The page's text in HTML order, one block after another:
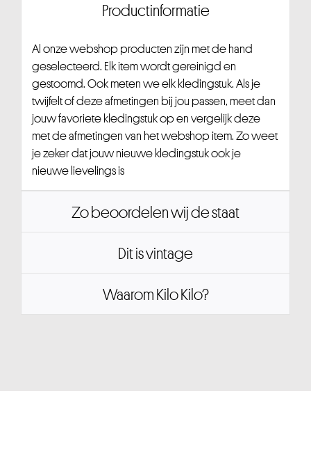
Productinformatie
Al onze webshop producten zijn met de hand
geselecteerd. Elk item wordt gereinigd en
gestoomd. Ook meten we elk kledingstuk. Als je
twijfelt of deze afmetingen bij jou passen, meet dan
jouw favoriete kledingstuk op en vergelijk deze
met de afmetingen van het webshop item. Zo weet
je zeker dat jouw nieuwe kledingstuk ook je
nieuwe lievelings is
Zo beoordelen wij de staat
Dit is vintage
Waarom Kilo Kilo?